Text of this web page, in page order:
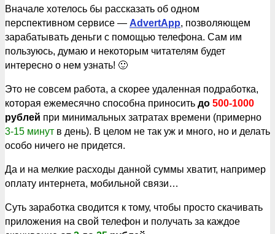
Вначале хотелось бы рассказать об одном
перспективном сервисе — AdvertApp, позволяющем
зарабатывать деньги с помощью телефона. Сам им
пользуюсь, думаю и некоторым читателям будет
интересно о нем узнать! 🙂
Это не совсем работа, а скорее удаленная подработка,
которая ежемесячно способна приносить до 500-1000
рублей при минимальных затратах времени (примерно
3-15 минут в день). В целом не так уж и много, но и делать
особо ничего не придется.
Да и на мелкие расходы данной суммы хватит, например
оплату интернета, мобильной связи…
Суть заработка сводится к тому, чтобы просто скачивать
приложения на свой телефон и получать за каждое